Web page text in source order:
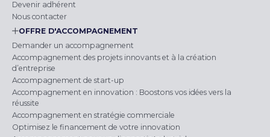
Devenir adhérent
Nous contacter
OFFRE D'ACCOMPAGNEMENT
Demander un accompagnement
Accompagnement des projets innovants et à la création
d’entreprise
Accompagnement de start-up
Accompagnement en innovation : Boostons vos idées vers la
réussite
Accompagnement en stratégie commerciale
Optimisez le financement de votre innovation